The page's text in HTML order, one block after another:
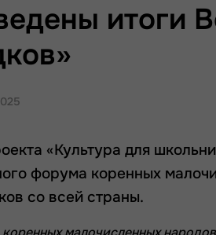
итоги
«Культура для
форума коренных
со всей страны.